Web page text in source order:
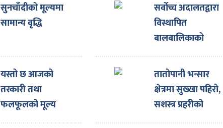
सुनचाँदीको मूल्यमा
सामान्य वृद्धि
सर्वोच्च अदालतद्वारा
विस्थापित
बालबालिकाको
शिक्षा, स्वास्थ्य र
आवास सुनिश्चित गर्न
सर्वोच्च अदालतद्धारा
अन्तरिम आदेश
यस्तो छ आजको
तरकारी तथा
फलफूलको मूल्य
तातोपानी भन्सार
क्षेत्रमा सुख्खा पहिरो,
सशस्त्र प्रहरीको
बीओपीमा क्षति